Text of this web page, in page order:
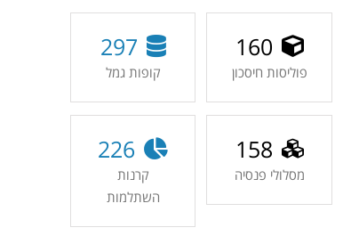
160
פוליסות חיסכון
158
מסלולי פנסיה
297
קופות גמל
226
קרנות
השתלמות